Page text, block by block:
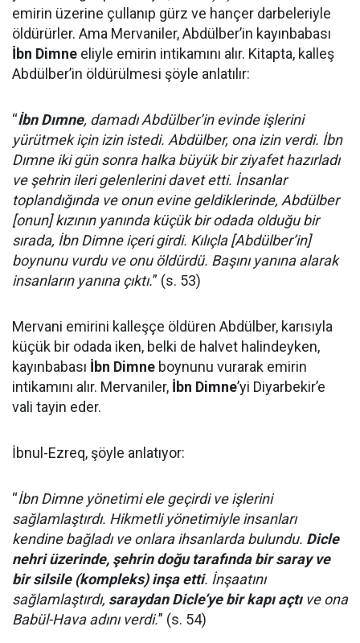
emirin üzerine çullanıp gürz ve hançer darbeleriyle
öldürürler. Ama Mervaniler, Abdülber’in kayınbabası
İbn Dimne eliyle emirin intikamını alır. Kitapta, kalleş
Abdülber’in öldürülmesi şöyle anlatılır:
“İbn Dımne, damadı Abdülber’in evinde işlerini
yürütmek için izin istedi. Abdülber, ona izin verdi. İbn
Dımne iki gün sonra halka büyük bir ziyafet hazırladı
ve şehrin ileri gelenlerini davet etti. İnsanlar
toplandığında ve onun evine geldiklerinde, Abdülber
[onun] kızının yanında küçük bir odada olduğu bir
sırada, İbn Dimne içeri girdi. Kılıçla [Abdülber’in]
boynunu vurdu ve onu öldürdü. Başını yanına alarak
insanların yanına çıktı.” (s. 53)
Mervani emirini kalleşçe öldüren Abdülber, karısıyla
küçük bir odada iken, belki de halvet halindeyken,
kayınbabası İbn Dimne boynunu vurarak emirin
intikamını alır. Mervaniler, İbn Dimne’yi Diyarbekir’e
vali tayin eder.
İbnul-Ezreq, şöyle anlatıyor:
“İbn Dimne yönetimi ele geçirdi ve işlerini
sağlamlaştırdı. Hikmetli yönetimiyle insanları
kendine bağladı ve onlara ihsanlarda bulundu. Dicle
nehri üzerinde, şehrin doğu tarafında bir saray ve
bir silsile (kompleks) inşa etti. İnşaatını
sağlamlaştırdı, saraydan Dicle’ye bir kapı açtıve ona
Babül-Hava adını verdi.” (s. 54)